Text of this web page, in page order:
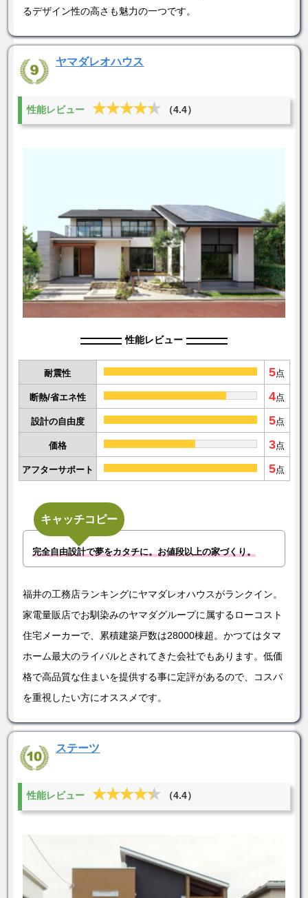
るデザイン性の高さも魅力の一つです。
ヤマダレオハウス
性能レビュー ★★★★★
★★★★★ （4.4）
性能レビュー
耐震性 5点
断熱/省エネ性 4点
設計の自由度 5点
価格 3点
アフターサポート 5点
キャッチコピー
完全自由設計で夢をカタチに。お値段以上の家づくり。
福井の工務店ランキングにヤマダレオハウスがランクイン。
家電量販店でお馴染みのヤマダグループに属するローコスト
住宅メーカーで、累積建築戸数は28000棟超。かつてはタマ
ホーム最大のライバルとされてきた会社でもあります。低価
格で高品質な住まいを提供する事に定評があるので、コスパ
を重視したい方にオススメです。
ステーツ
性能レビュー ★★★★★
★★★★★ （4.4）